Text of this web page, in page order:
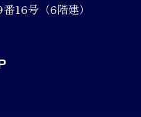
16号（6階建）